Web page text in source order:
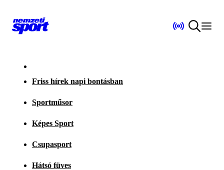
Friss hírek napi bontásban
Sportműsor
Képes Sport
Csupasport
Hátsó füves